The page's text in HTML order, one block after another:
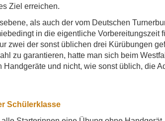
Ziel erreichen.
als auch der vom Deutschen
in die eigentliche Vorbereitungszeit
zwei der sonst üblichen drei Kürübungen
zu garantieren, hatte man sich beim
und nicht, wie sonst üblich, die
Schülerklasse